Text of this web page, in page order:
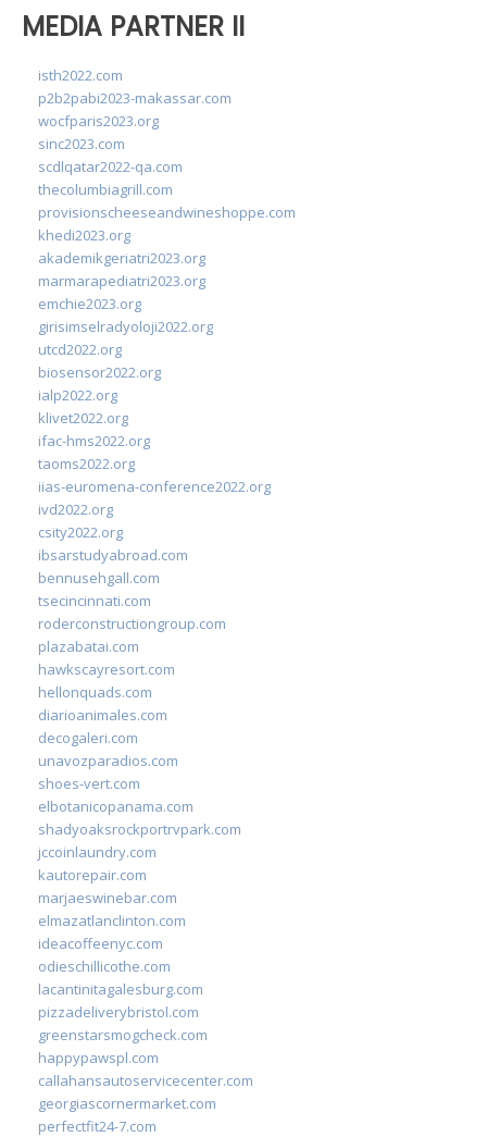
MEDIA PARTNER II
isth2022.com
p2b2pabi2023-makassar.com
wocfparis2023.org
sinc2023.com
scdlqatar2022-qa.com
thecolumbiagrill.com
provisionscheeseandwineshoppe.com
khedi2023.org
akademikgeriatri2023.org
marmarapediatri2023.org
emchie2023.org
girisimselradyoloji2022.org
utcd2022.org
biosensor2022.org
ialp2022.org
klivet2022.org
ifac-hms2022.org
taoms2022.org
iias-euromena-conference2022.org
ivd2022.org
csity2022.org
ibsarstudyabroad.com
bennusehgall.com
tsecincinnati.com
roderconstructiongroup.com
plazabatai.com
hawkscayresort.com
hellonquads.com
diarioanimales.com
decogaleri.com
unavozparadios.com
shoes-vert.com
elbotanicopanama.com
shadyoaksrockportrvpark.com
jccoinlaundry.com
kautorepair.com
marjaeswinebar.com
elmazatlanclinton.com
ideacoffeenyc.com
odieschillicothe.com
lacantinitagalesburg.com
pizzadeliverybristol.com
greenstarsmogcheck.com
happypawspl.com
callahansautoservicecenter.com
georgiascornermarket.com
perfectfit24-7.com